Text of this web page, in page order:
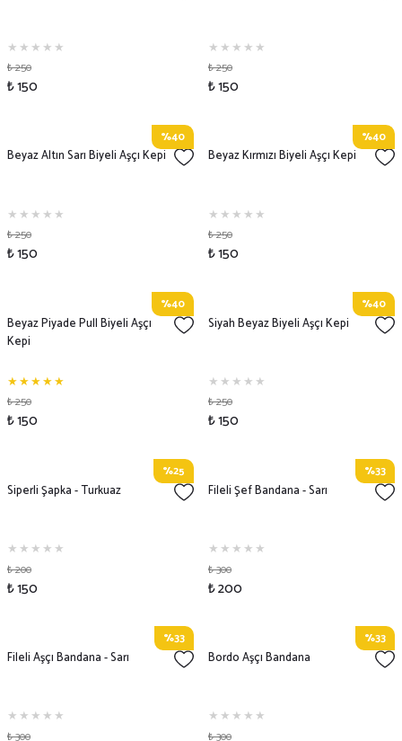
₺ 250
₺ 150
₺ 250
₺ 150
%40
Beyaz Altın Sarı Biyeli Aşçı Kepi
₺ 250
₺ 150
%40
Beyaz Kırmızı Biyeli Aşçı Kepi
₺ 250
₺ 150
%40
Beyaz Piyade Pull Biyeli Aşçı
Kepi
₺ 250
₺ 150
%40
Siyah Beyaz Biyeli Aşçı Kepi
₺ 250
₺ 150
%25
Siperli Şapka - Turkuaz
₺ 200
₺ 150
%33
Fileli Şef Bandana - Sarı
₺ 300
₺ 200
%33
Fileli Aşçı Bandana - Sarı
₺ 300
%33
Bordo Aşçı Bandana
₺ 300